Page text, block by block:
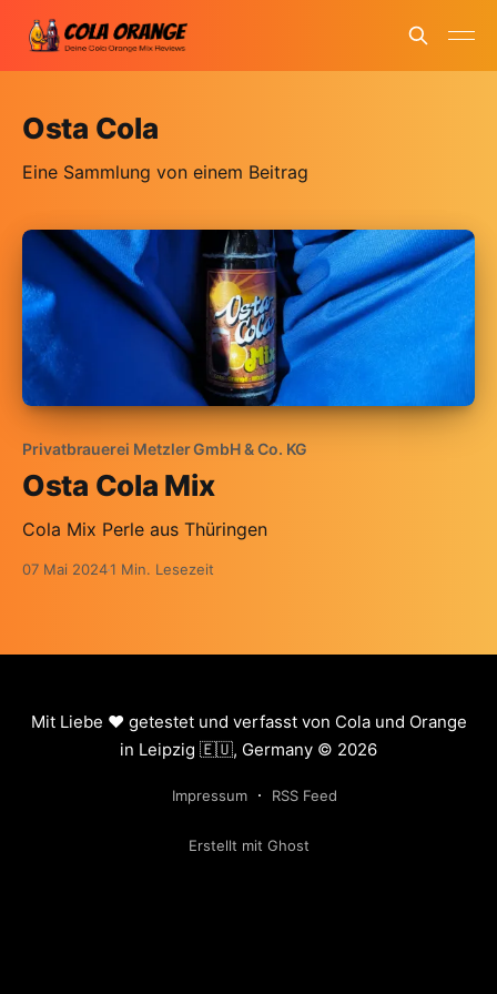
Osta Cola
Eine Sammlung von einem Beitrag
Privatbrauerei Metzler GmbH & Co. KG
Osta Cola Mix
Cola Mix Perle aus Thüringen
07 Mai 20241 Min. Lesezeit
Mit Liebe ❤️ getestet und verfasst von Cola und Orange
in Leipzig 🇪🇺, Germany © 2026
Impressum RSS Feed
Erstellt mit Ghost